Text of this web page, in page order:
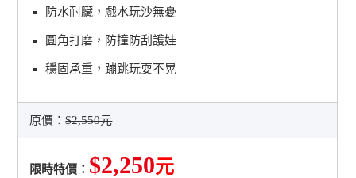
防水耐臟，戲水玩沙無憂
圓角打磨，防撞防刮護娃
穩固承重，蹦跳玩耍不晃
原價：$2,550元
限時特價： $2,250元